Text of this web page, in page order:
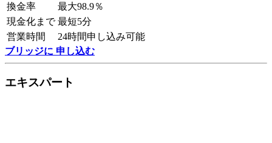
換金率
最大98.9％
現金化まで 最短5分
営業時間
24時間申し込み可能
ブリッジに 申し込む
エキスパート